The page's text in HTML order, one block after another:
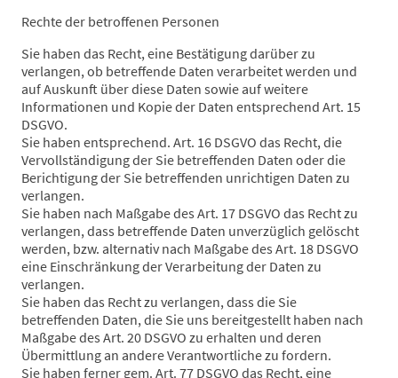
Rechte der betroffenen Personen
Sie haben das Recht, eine Bestätigung darüber zu
verlangen, ob betreffende Daten verarbeitet werden und
auf Auskunft über diese Daten sowie auf weitere
Informationen und Kopie der Daten entsprechend Art. 15
DSGVO.
Sie haben entsprechend. Art. 16 DSGVO das Recht, die
Vervollständigung der Sie betreffenden Daten oder die
Berichtigung der Sie betreffenden unrichtigen Daten zu
verlangen.
Sie haben nach Maßgabe des Art. 17 DSGVO das Recht zu
verlangen, dass betreffende Daten unverzüglich gelöscht
werden, bzw. alternativ nach Maßgabe des Art. 18 DSGVO
eine Einschränkung der Verarbeitung der Daten zu
verlangen.
Sie haben das Recht zu verlangen, dass die Sie
betreffenden Daten, die Sie uns bereitgestellt haben nach
Maßgabe des Art. 20 DSGVO zu erhalten und deren
Übermittlung an andere Verantwortliche zu fordern.
Sie haben ferner gem. Art. 77 DSGVO das Recht, eine